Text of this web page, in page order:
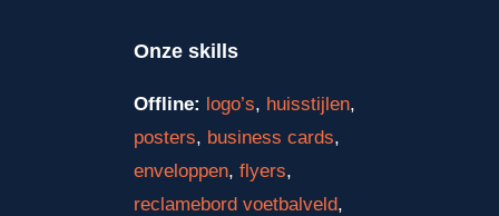
Onze skills
Offline: logo’s, huisstijlen,
posters, business cards,
enveloppen, flyers,
reclamebord voetbalveld,